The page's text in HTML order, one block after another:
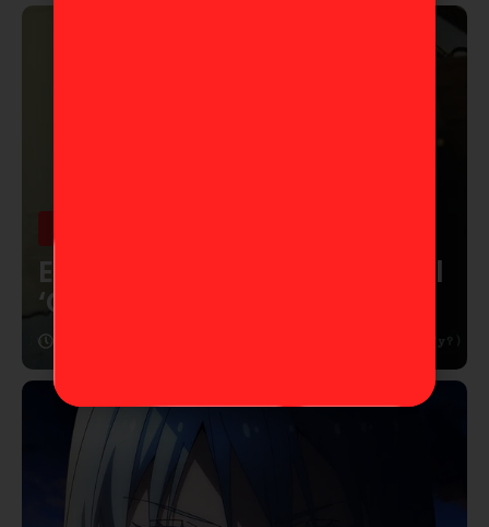
Eiichiro Oda confirma que el
‘One Piece’ es real